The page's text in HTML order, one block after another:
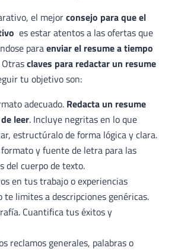
el mejorconsejo para que el
es estar atentos a las ofertas que
paraenviar el resume a tiempo
claves para redactar un resume
tu objetivo son:
adecuado. Redacta un resume
leer. Incluye negritas en lo que
estructúralo de forma lógica y clara.
y fuente de letra para las
del cuerpo de texto.
en tus trabajo o experiencias
te limites a descripciones genéricas.
Cuantifica tus éxitos y
reclamos generales, palabras o